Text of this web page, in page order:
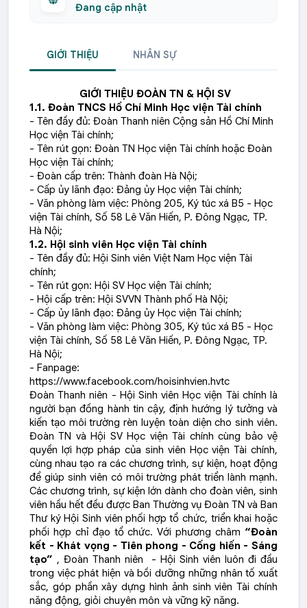
Đang cập nhật
GIỚI THIỆU NHÂN SỰ
GIỚI THIỆU ĐOÀN TN & HỘI SV
1.1. Đoàn TNCS Hồ Chí Minh Học viện Tài chính
- Tên đầy đủ: Đoàn Thanh niên Cộng sản Hồ Chí Minh
Học viện Tài chính;
- Tên rút gọn: Đoàn TN Học viện Tài chính hoặc Đoàn
Học viện Tài chính;
- Đoàn cấp trên: Thành đoàn Hà Nội;
- Cấp ủy lãnh đạo: Đảng ủy Học viện Tài chính;
- Văn phòng làm việc: Phòng 205, Ký túc xá B5 - Học
viện Tài chính, Số 58 Lê Văn Hiến, P. Đông Ngạc, TP.
Hà Nội;
1.2. Hội sinh viên Học viện Tài chính
- Tên đầy đủ: Hội Sinh viên Việt Nam Học viện Tài
chính;
- Tên rút gọn: Hội SV Học viện Tài chính;
- Hội cấp trên: Hội SVVN Thành phố Hà Nội;
- Cấp ủy lãnh đạo: Đảng ủy Học viện Tài chính;
- Văn phòng làm việc: Phòng 305, Ký túc xá B5 - Học
viện Tài chính, Số 58 Lê Văn Hiến, P. Đông Ngạc, TP.
Hà Nội;
- Fanpage:
https://www.facebook.com/hoisinhvien.hvtc
Đoàn Thanh niên - Hội Sinh viên Học viện Tài chính là
người bạn đồng hành tin cậy, định hướng lý tưởng và
kiến tạo môi trường rèn luyện toàn diện cho sinh viên.
Đoàn TN và Hội SV Học viện Tài chính cùng bảo vệ
quyền lợi hợp pháp của sinh viên Học viện Tài chính,
cùng nhau tạo ra các chương trình, sự kiện, hoạt động
để giúp sinh viên có môi trường phát triển lành mạnh.
Các chương trình, sự kiện lớn dành cho đoàn viên, sinh
viên hầu hết đều được Ban Thường vụ Đoàn TN và Ban
Thư ký Hội Sinh viên phối hợp tổ chức, triển khai hoặc
phối hợp chỉ đạo tổ chức.Với phương châm “Đoàn
kết - Khát vọng - Tiên phong - Cống hiến - Sáng
tạo” , Đoàn Thanh niên - Hội Sinh viên luôn đi đầu
trong việc phát hiện và bồi dưỡng những nhân tố xuất
sắc, góp phần xây dựng hình ảnh sinh viên Tài chính
năng động, giỏi chuyên môn và vững kỹ năng.